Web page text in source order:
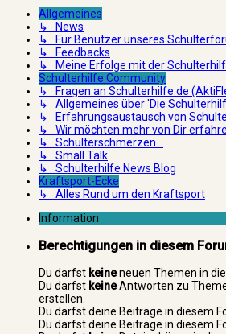
Allgemeines
↳ News
↳ Für Benutzer unseres
↳ Feedbacks
↳ Meine Erfolge mit der
Schulterhilfe Community
↳ Fragen an Schulterhilfe.de
↳ Allgemeines über 'Die
↳ Erfahrungsaustausch von
↳ Wir möchten mehr von Dir
↳ Schulterschmerzen...
↳ Small Talk
↳ Schulterhilfe News Blog
Kraftsport-Ecke
↳ Alles Rund um den Kraftsport
Information
Berechtigungen in diesem
Du darfst keineneuen Themen in
Du darfst keineAntworten zu
erstellen.
Du darfst deine Beiträge in diesem
Du darfst deine Beiträge in diesem